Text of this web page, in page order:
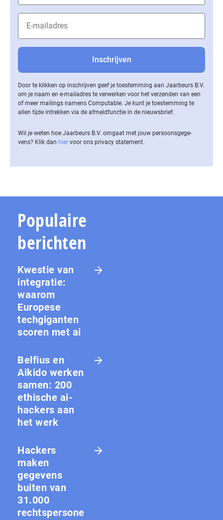
Door te klikken op inschrijven geef je toestemming aan Jaarbeurs B.V.
om je naam en e-mailadres te verwerken voor het verzenden van een
of meer mailings namens Computable. Je kunt je toestemming te
allen tijde intrekken via de af­meld­func­tie in de nieuwsbrief.
Wil je weten hoe Jaarbeurs B.V. omgaat met jouw per­soons­ge­ge­
vens? Klik dan hier voor ons privacy statement.
Populaire
berichten
Kwestie van
integratie:
waarom
Europese
techgiganten
scoren met ai
Belfius en
Aikido werken
samen: 200
ethische ai-
hackers aan
het werk
Hackers
maken
gegevens
buiten van
31.000
rechtspersone